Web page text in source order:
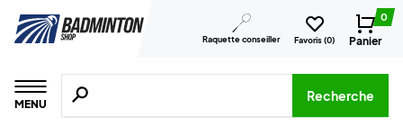
Raquette conseiller Favoris (0)
0
Panier
MENU
Recherche de produits, de marques, etc.
Recherche